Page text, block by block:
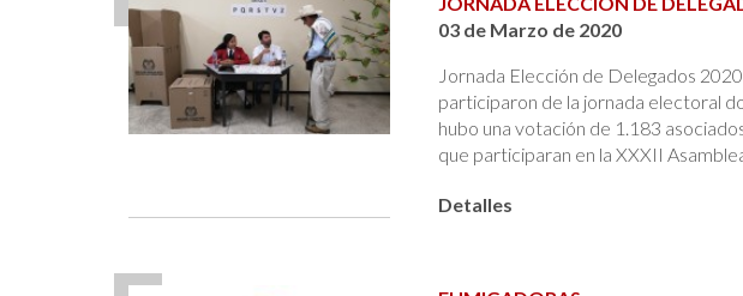
03 de Marzo de 2020
Jornada Elección de Delegados
participaron de la jornada electoral
hubo una votación de 1.183
que participaran en la XXXII
Detalles